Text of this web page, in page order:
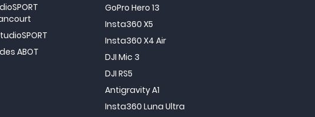
ABOT
GoPro Hero 13
Insta360 X5
Insta360 X4 Air
DJI Mic 3
DJI RS5
Antigravity A1
Insta360 Luna Ultra